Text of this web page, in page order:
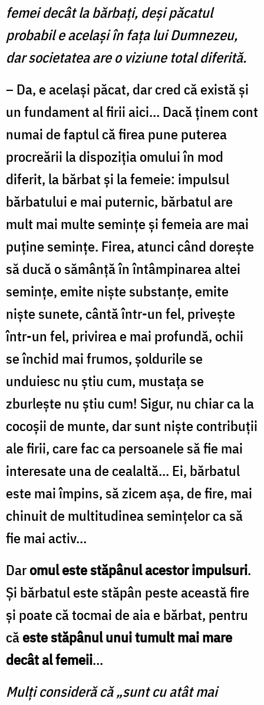
femei decât la bărbați, deși păcatul
probabil e același în fața lui Dumnezeu,
dar societatea are o viziune total diferită.
– Da, e același păcat, dar cred că există și
un fundament al firii aici… Dacă ținem cont
numai de faptul că firea pune puterea
procreării la dispoziția omului în mod
diferit, la bărbat și la femeie: impulsul
bărbatului e mai puternic, bărbatul are
mult mai multe semințe și femeia are mai
puține semințe. Firea, atunci când dorește
să ducă o sămânță în întâmpinarea altei
semințe, emite niște substanțe, emite
niște sunete, cântă într-un fel, privește
într-un fel, privirea e mai profundă, ochii
se închid mai frumos, șoldurile se
unduiesc nu știu cum, mustața se
zburlește nu știu cum! Sigur, nu chiar ca la
cocoșii de munte, dar sunt niște contribuții
ale firii, care fac ca persoanele să fie mai
interesate una de cealaltă... Ei, bărbatul
este mai împins, să zicem așa, de fire, mai
chinuit de multitudinea semințelor ca să
fie mai activ…
Daromul este stăpânul acestor impulsuri.
Și bărbatul este stăpân peste această fire
și poate că tocmai de aia e bărbat, pentru
căeste stăpânul unui tumult mai mare
decât al femeii…
Mulți consideră că „sunt cu atât mai